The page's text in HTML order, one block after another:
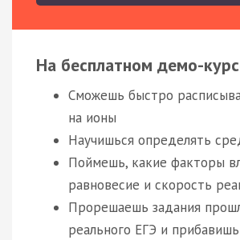
На бесплатном демо-
Сможешь быстро
на ионы
Научишься определять
Поймешь, какие факторы
равновесие и скорость
Прорешаешь задания
реального ЕГЭ и